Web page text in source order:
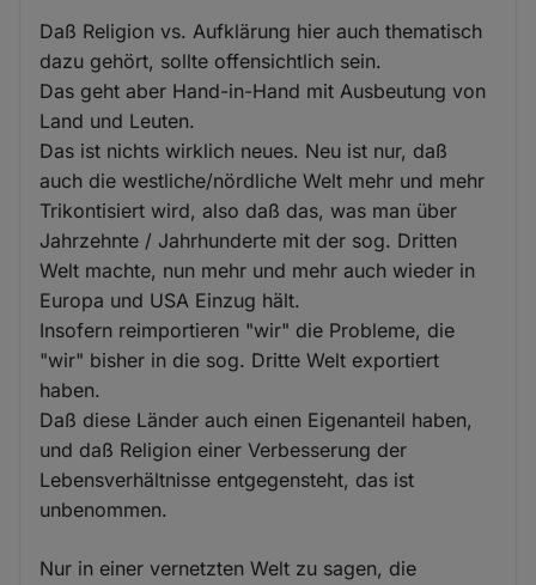
Daß Religion vs. Aufklärung hier auch thematisch
dazu gehört, sollte offensichtlich sein.
Das geht aber Hand-in-Hand mit Ausbeutung von
Land und Leuten.
Das ist nichts wirklich neues. Neu ist nur, daß
auch die westliche/nördliche Welt mehr und mehr
Trikontisiert wird, also daß das, was man über
Jahrzehnte / Jahrhunderte mit der sog. Dritten
Welt machte, nun mehr und mehr auch wieder in
Europa und USA Einzug hält.
Insofern reimportieren "wir" die Probleme, die
"wir" bisher in die sog. Dritte Welt exportiert
haben.
Daß diese Länder auch einen Eigenanteil haben,
und daß Religion einer Verbesserung der
Lebensverhältnisse entgegensteht, das ist
unbenommen.
Nur in einer vernetzten Welt zu sagen, die